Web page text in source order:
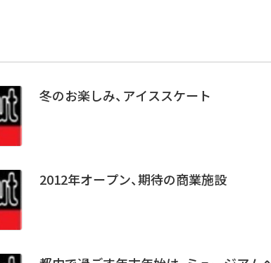
冬のお楽しみ、アイススケート
2012年オープン、期待の商業施設